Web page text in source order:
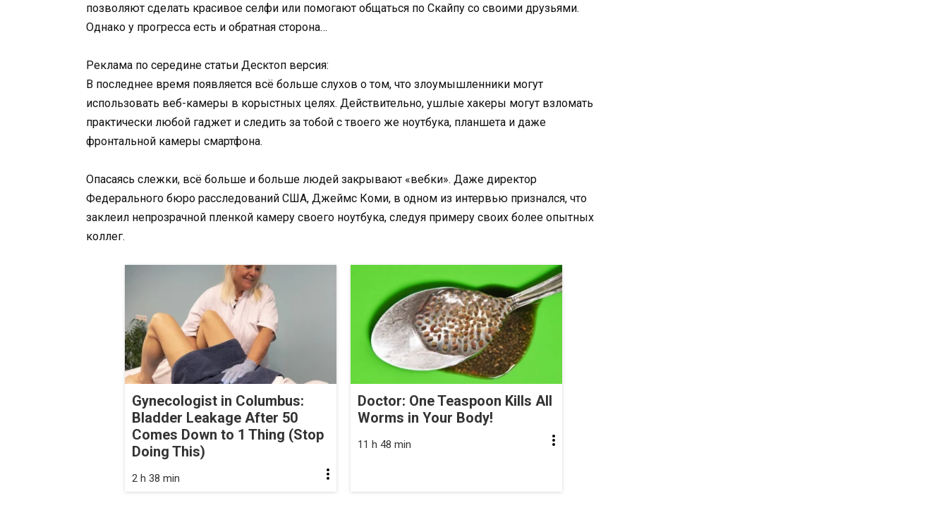
позволяют сделать красивое селфи или помогают общаться по Скайпу со своими друзьями.
Однако у прогресса есть и обратная сторона…
Реклама по середине статьи Десктоп версия:
В последнее время появляется всё больше слухов о том, что злоумышленники могут
использовать веб-камеры в корыстных целях. Действительно, ушлые хакеры могут взломать
практически любой гаджет и следить за тобой с твоего же ноутбука, планшета и даже
фронтальной камеры смартфона.
Опасаясь слежки, всё больше и больше людей закрывают «вебки». Даже директор
Федерального бюро расследований США, Джеймс Коми, в одном из интервью признался, что
заклеил непрозрачной пленкой камеру своего ноутбука, следуя примеру своих более опытных
коллег.
Gynecologist in Columbus:
Bladder Leakage After 50
Comes Down to 1 Thing (Stop
Doing This)
2 h 38 min
Doctor: One Teaspoon Kills All
Worms in Your Body!
11 h 48 min